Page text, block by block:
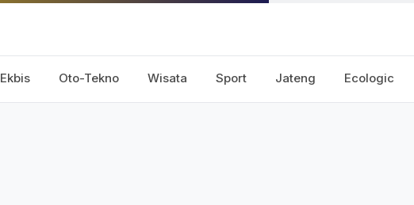
Ekbis Oto-Tekno Wisata Sport Jateng Ecologic